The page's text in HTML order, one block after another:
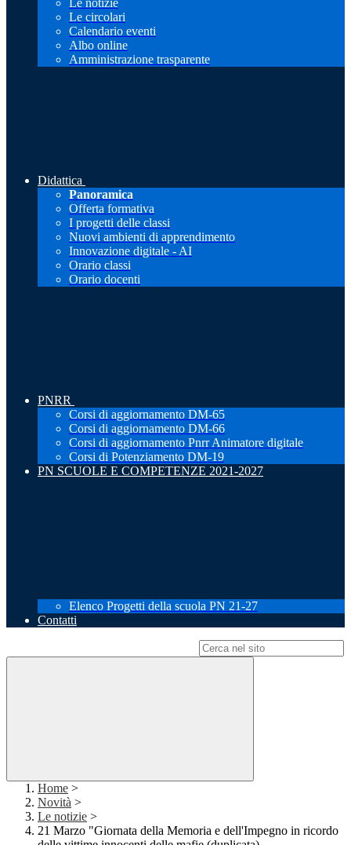
Le notizie
Le circolari
Calendario eventi
Albo online
Amministrazione trasparente
Didattica
Panoramica
Offerta formativa
I progetti delle classi
Nuovi ambienti di apprendimento
Innovazione digitale - AI
Orario classi
Orario docenti
PNRR
Corsi di aggiornamento DM-65
Corsi di aggiornamento DM-66
Corsi di aggiornamento Pnrr Animatore digitale
Corsi di Potenziamento DM-19
PN SCUOLE E COMPETENZE 2021-2027
Elenco Progetti della scuola PN 21-27
Contatti
Home >
Novità >
Le notizie >
21 Marzo "Giornata della Memoria e dell'Impegno in ricordo